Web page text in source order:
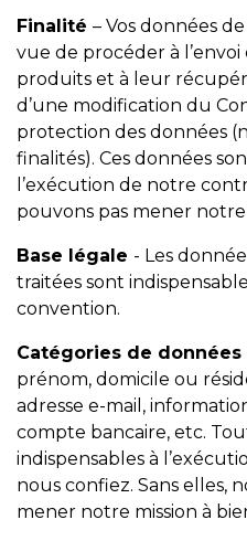
Finalité – Vos données
vue de procéder à
produits et à leur
d’une modification du
protection des données
finalités). Ces données
l’exécution de notre
pouvons pas mener notre
Base légale - Les
traitées sont
convention.
Catégories de données
prénom, domicile ou
adresse e-mail,
compte bancaire, etc.
indispensables à
nous confiez. Sans elles,
mener notre mission à